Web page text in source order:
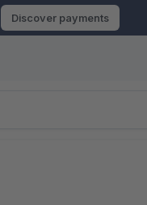
Discover payments